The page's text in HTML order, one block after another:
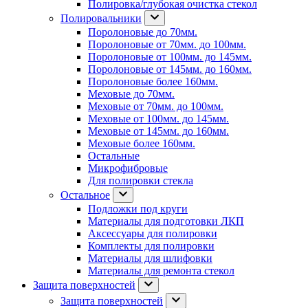
Полировка/глубокая очистка стекол
Полировальники
Поролоновые до 70мм.
Поролоновые от 70мм. до 100мм.
Поролоновые от 100мм. до 145мм.
Поролоновые от 145мм. до 160мм.
Поролоновые более 160мм.
Меховые до 70мм.
Меховые от 70мм. до 100мм.
Меховые от 100мм. до 145мм.
Меховые от 145мм. до 160мм.
Меховые более 160мм.
Остальные
Микрофибровые
Для полировки стекла
Остальное
Подложки под круги
Материалы для подготовки ЛКП
Аксессуары для полировки
Комплекты для полировки
Материалы для шлифовки
Материалы для ремонта стекол
Защита поверхностей
Защита поверхностей